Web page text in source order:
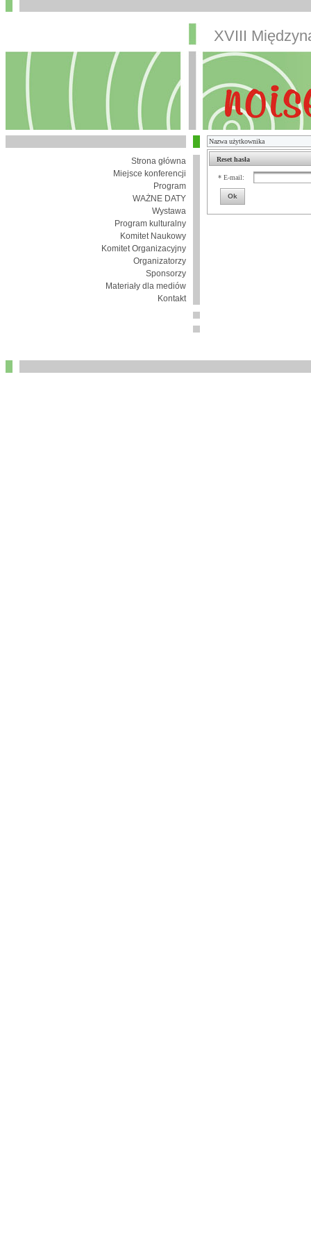
XVIII
Strona główna
Miejsce konferencji
Program
WAŻNE DATY
Wystawa
Program kulturalny
Komitet Naukowy
Komitet Organizacyjny
Organizatorzy
Sponsorzy
Materiały dla mediów
Kontakt
Reset hasła
* E-mail:
Ok